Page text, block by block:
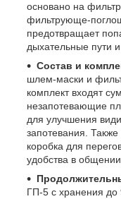
основано на
фильтрующе-
предотвращает
дыхательные пути и
Состав и
шлем-маски и
комплект входят
незапотевающие
для улучшения
запотевания.
коробка для
удобства в
ГП-5 с хранения до